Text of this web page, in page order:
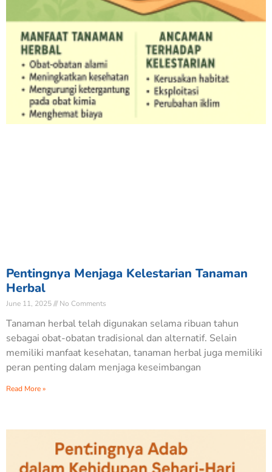
Pentingnya Menjaga Kelestarian Tanaman
Herbal
June 11, 2025 No Comments
Tanaman herbal telah digunakan selama ribuan tahun
sebagai obat-obatan tradisional dan alternatif. Selain
memiliki manfaat kesehatan, tanaman herbal juga memiliki
peran penting dalam menjaga keseimbangan
Read More »